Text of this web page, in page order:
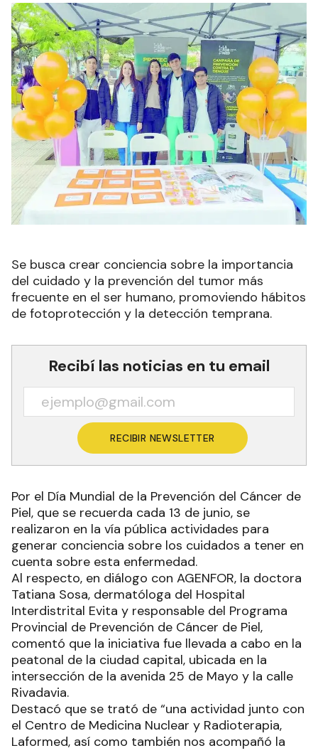
Se busca crear conciencia sobre la importancia
del cuidado y la prevención del tumor más
frecuente en el ser humano, promoviendo hábitos
de fotoprotección y la detección temprana.
Recibí las noticias en tu email
RECIBIR NEWSLETTER
Por el Día Mundial de la Prevención del Cáncer de
Piel, que se recuerda cada 13 de junio, se
realizaron en la vía pública actividades para
generar conciencia sobre los cuidados a tener en
cuenta sobre esta enfermedad.
Al respecto, en diálogo con AGENFOR, la doctora
Tatiana Sosa, dermatóloga del Hospital
Interdistrital Evita y responsable del Programa
Provincial de Prevención de Cáncer de Piel,
comentó que la iniciativa fue llevada a cabo en la
peatonal de la ciudad capital, ubicada en la
intersección de la avenida 25 de Mayo y la calle
Rivadavia.
Destacó que se trató de “una actividad junto con
el Centro de Medicina Nuclear y Radioterapia,
Laformed, así como también nos acompañó la